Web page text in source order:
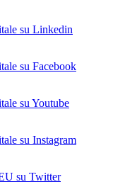
su Linkedin
su Facebook
su Youtube
su Instagram
su Twitter